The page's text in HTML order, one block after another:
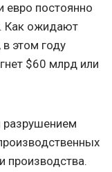
евро постоянно
Как ожидают
этом году
$60 млрд или
разрушением
производства.